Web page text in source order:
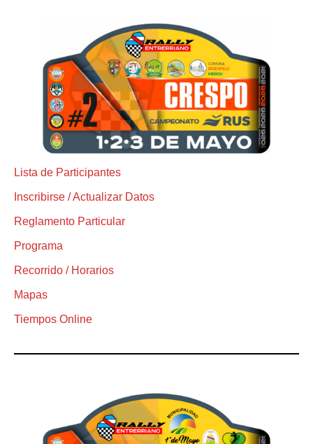
Lista de Participantes
Inscribirse / Actualizar Datos
Reglamento Particular
Programa
Recorrido / Horarios
Mapas
Tiempos Online